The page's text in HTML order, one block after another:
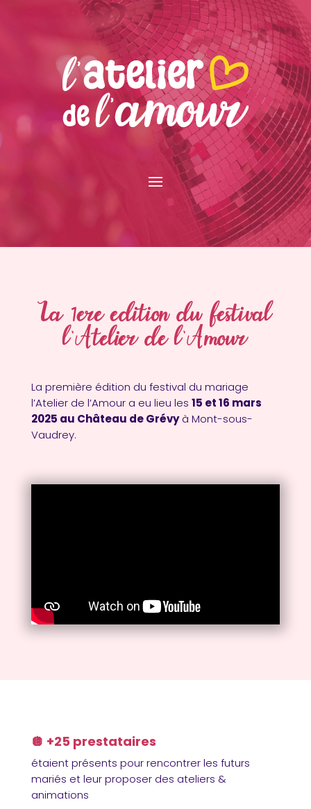
La 1ère édition du festival
l’Atelier de l’Amour
La première édition du festival du mariage
l’Atelier de l’Amour a eu lieu les 15 et 16 mars
2025 au Château de Grévyà Mont-sous-
Vaudrey.
🪩 +25 prestataires
étaient présents pour rencontrer les futurs
mariés et leur proposer des ateliers &
animations